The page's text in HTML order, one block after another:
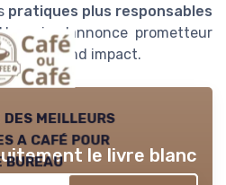
pratiques plus responsables
s'annonce prometteur
à grand impact.
des meilleurs
a café pour
bureau
le livre blanc